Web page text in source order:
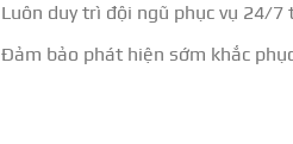
Luôn duy trì đội ngũ phục vụ 24/
Đảm bảo phát hiện sớm khắc